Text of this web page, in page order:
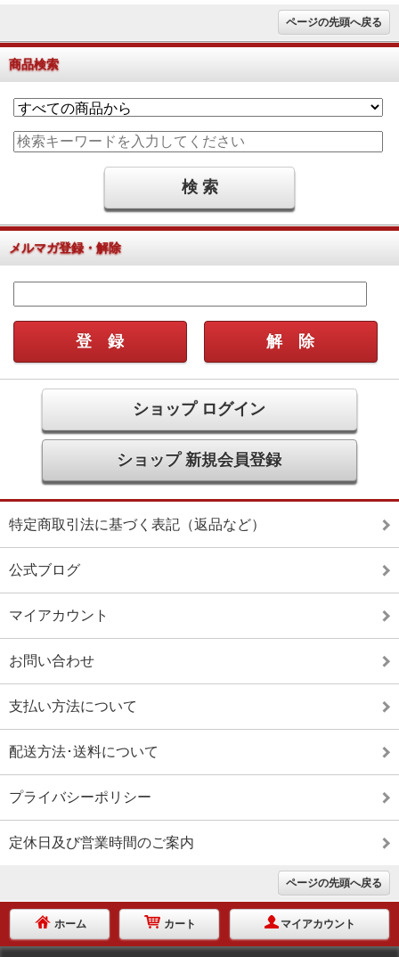
ページの先頭へ戻る
商品検索
メルマガ登録・解除
ショップ ログイン
ショップ 新規会員登録
特定商取引法に基づく表記（返品など）
公式ブログ
マイアカウント
お問い合わせ
支払い方法について
配送方法･送料について
プライバシーポリシー
定休日及び営業時間のご案内
ページの先頭へ戻る
ホーム カート マイアカウント